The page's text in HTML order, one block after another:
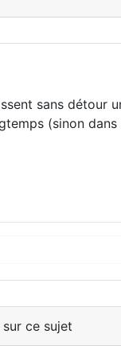
sans détour
(sinon
ce sujet